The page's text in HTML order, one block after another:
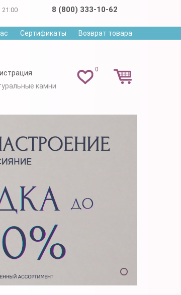
21:00 8 (800) 333-10-62
Сертификаты Возврат товара
0
камни